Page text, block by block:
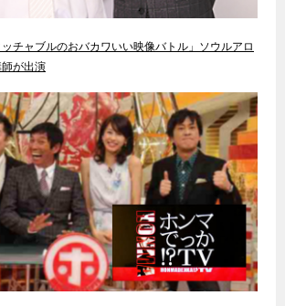
チャブルのおバカワいい映像バトル」ソウルアロ
が出演